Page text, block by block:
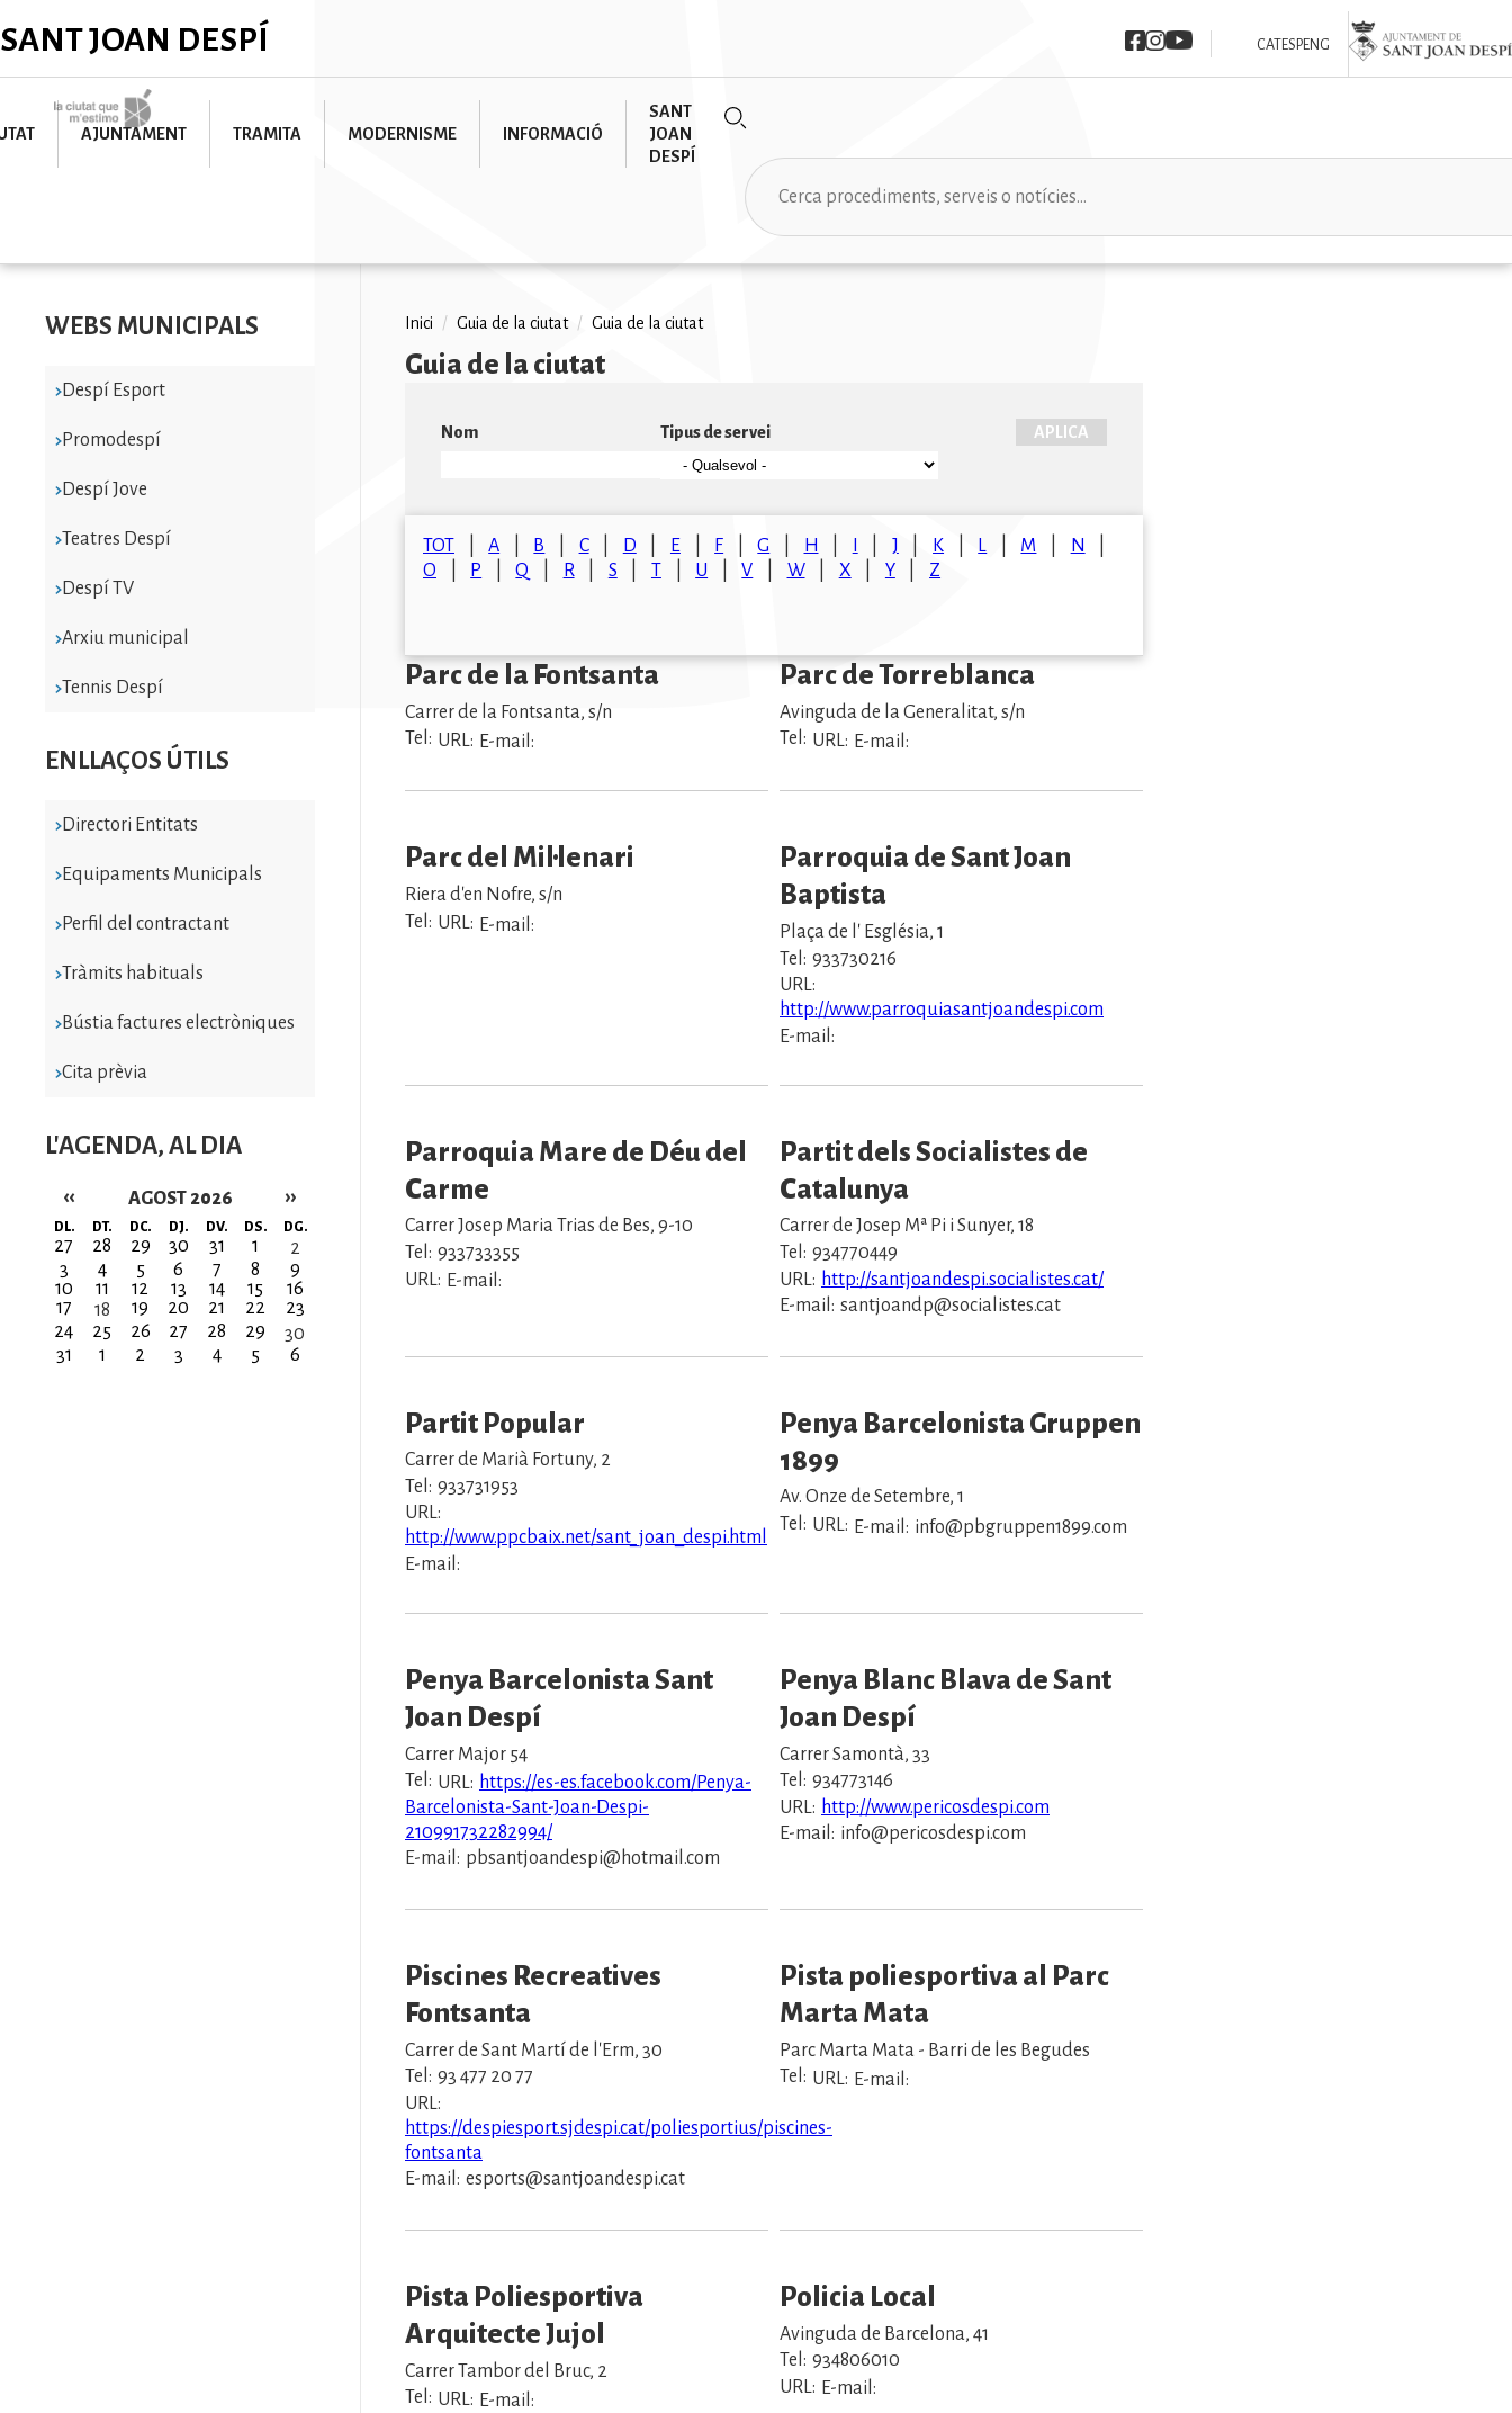
al
SANT JOAN DESPÍ Imatge
Imatge
Imatge CAT ESPENG
Imatge
Imatge
AJUNTAMENT TRAMITA MODERNISME INFORMACIÓ
SANT
JOAN
DESPÍ
Cerca
WEBS MUNICIPALS
Despí Esport
Promodespí
Despí Jove
Teatres Despí
Despí TV
Arxiu municipal
Tennis Despí
ENLLAÇOS ÚTILS
Directori Entitats
Equipaments Municipals
Perfil del contractant
Tràmits habituals
Bústia factures electròniques
Cita prèvia
L'AGENDA, AL DIA
AGOST 2026
Paginació
‹‹ ››
DL. DT. DC. DJ. DV. DS. DG.
27 28 29 30 31 1
2
3
4 5 6 7 8
9
10
11 12 13 14 15
16
17
18 19 20 21 22
23
24
25 26 27 28 29
30
31
1 2 3 4 5 6
Fil
d'ariadna
Inici / Guia de la ciutat / Guia de la ciutat
Guia de la ciutat
Nom Tipus de servei
TOT A B C D E F G H J K L M
N
O
P Q R S T U V W X Y Z
Parc de la Fontsanta
Carrer de la Fontsanta, s/n
Tel: URL: E-mail:
Parc de Torreblanca
Avinguda de la Generalitat, s/n
Tel: URL: E-mail:
Parc del Mil·lenari
Riera d'en Nofre, s/n
Tel: URL: E-mail:
Parroquia de Sant Joan
Baptista
Plaça de l' Església, 1
Tel: 933730216
URL:
http://www.parroquiasantjoandespi.com
E-mail:
Parroquia Mare de Déu del
Carme
Carrer Josep Maria Trias de Bes, 9-10
Tel: 933733355
URL: E-mail:
Partit dels Socialistes de
Catalunya
Carrer de Josep Mª Pi i Sunyer, 18
Tel: 934770449
URL: http://santjoandespi.socialistes.cat/
E-mail: santjoandp@socialistes.cat
Partit Popular
Carrer de Marià Fortuny, 2
Tel: 933731953
URL:
http://www.ppcbaix.net/sant_joan_despi.html
E-mail:
Penya Barcelonista Gruppen
1899
Av. Onze de Setembre, 1
Tel: URL: E-mail: info@pbgruppen1899.com
Penya Barcelonista Sant
Joan Despí
Carrer Major 54
Tel: URL: https://es-es.facebook.com/Penya-
Barcelonista-Sant-Joan-Despi-
210991732282994/
E-mail: pbsantjoandespi@hotmail.com
Penya Blanc Blava de Sant
Joan Despí
Carrer Samontà, 33
Tel: 934773146
URL: http://www.pericosdespi.com
E-mail: info@pericosdespi.com
Piscines Recreatives
Fontsanta
Carrer de Sant Martí de l'Erm, 30
Tel: 93 477 20 77
URL:
https://despiesport.sjdespi.cat/poliesportius/piscines-
fontsanta
E-mail: esports@santjoandespi.cat
Pista poliesportiva al Parc
Marta Mata
Parc Marta Mata - Barri de les Begudes
Tel: URL: E-mail:
Pista Poliesportiva
Arquitecte Jujol
Carrer Tambor del Bruc, 2
Tel: URL: E-mail:
Policia Local
Avinguda de Barcelona, 41
Tel: 934806010
URL: E-mail: